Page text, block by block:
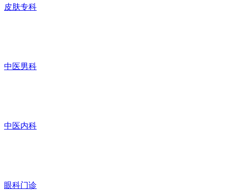
皮肤专科
中医男科
中医内科
眼科门诊